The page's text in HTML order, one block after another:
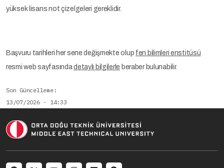
yüksek lisans not çizelgeleri gereklidir.
Başvuru tarihleri her sene değişmekte olup fen bilimleri enstitüsü
resmi web sayfasındadetaylı bilgilerle beraber bulunabilir.
Son Güncelleme
13/07/2026 - 14:33